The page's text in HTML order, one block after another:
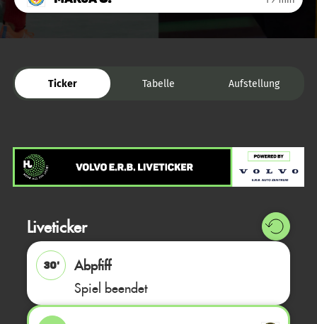
Ticker Tabelle Aufstellung
Liveticker
30'
Abpfiff
Spiel beendet